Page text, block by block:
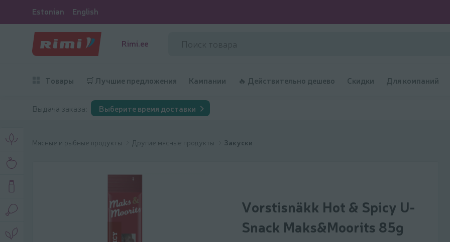
Estonian English
Rimi.ee
Товары 🛒 Лучшие предложения Кампании 🔥 Действительно дешево Скидки Для компаний
Выдача заказа: Выберите время доставки
Мясные и рыбные продукты Другие мясные продукты Закуски
Vorstisnäkk Hot & Spicy U-
Snack Maks&Moorits 85g